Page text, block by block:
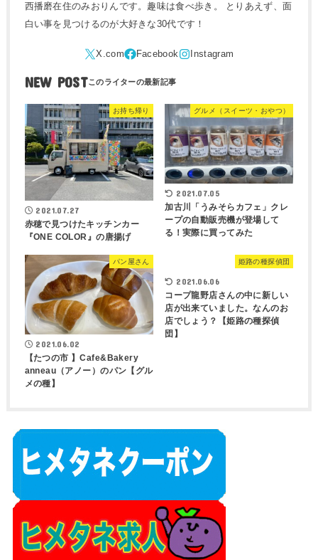
西播磨在住のみおりんです。趣味は食べ歩き。 とりあえず、面
白い事を見つけるのが大好きな30代です！
NEW POST
お持ち帰り
2021.07.27
赤穂で見つけたキッチンカー
『ONE COLOR』の唐揚げ
グルメ（スイーツ・おやつ）
2021.07.05
加古川「うみそらカフェ」クレ
ープの自動販売機が登場して
る！実際に買ってみた
パン屋さん
2021.06.02
【たつの市 】Cafe&Bakery
anneau（アノー）のパン【グル
メの種】
姫路の種探偵団
2021.06.06
コープ龍野店さんの中に新しい
店が出来ていました。なんのお
店でしょう？【姫路の種探偵
団】